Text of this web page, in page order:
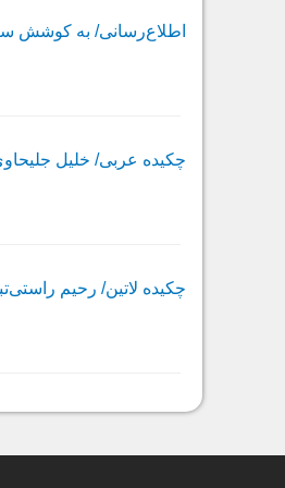
اطلاع‌رسانى/ به کوشش
چکیده عربى/ خلیل
چکیده لاتین/ رحیم